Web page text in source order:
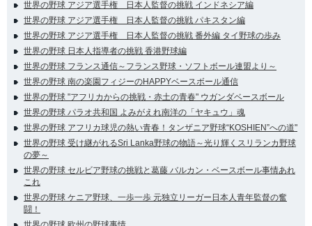
世界の野球 アジア選手権 日本人監督の挑戦 インドネシア編
世界の野球 アジア選手権 日本人監督の挑戦 パキスタン編
世界の野球 アジア選手権 日本人監督の挑戦 番外編 タイ野球の歩み
世界の野球 日本人指導者の挑戦 香港野球編
世界の野球 フランス通信～フランス野球・ソフトボール連盟より～
世界の野球 南の楽園フィジーのHAPPYベースボール通信
世界の野球 "アフリカからの挑戦・赤土の青春" ウガンダベースボール
世界の野球 パラオ共和国 よみがえれ南洋の「ヤキュウ」魂
世界の野球 アフリカ球児の熱い青春！タンザニア野球“KOSHIEN”への道"
世界の野球 受け継がれるSri Lanka野球の物語～光り輝くスリランカ野球
の夢～
世界の野球 セルビア野球の挑戦と葛藤 バルカン・ベースボール事情あれ
これ
世界の野球 ケニア野球、一歩一歩 元独立リーガー日本人青年監督の奮
闘！